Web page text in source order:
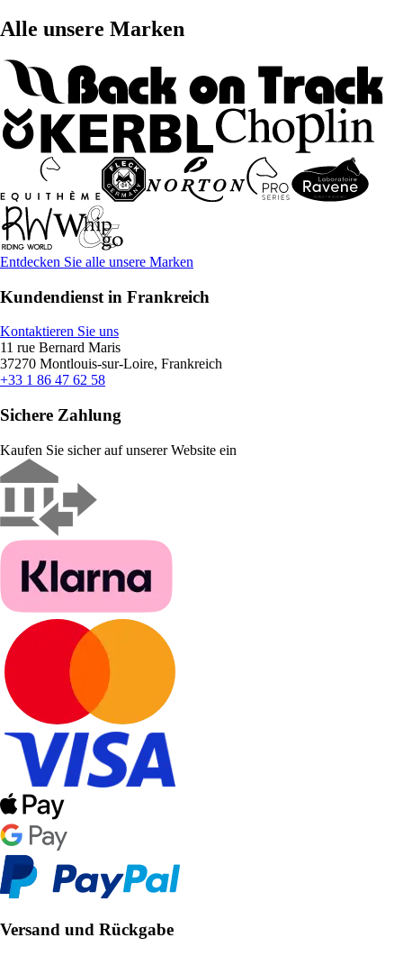
Alle unsere Marken
Entdecken Sie alle unsere Marken
Kundendienst in Frankreich
Kontaktieren Sie uns
11 rue Bernard Maris
37270 Montlouis-sur-Loire, Frankreich
+33 1 86 47 62 58
Sichere Zahlung
Kaufen Sie sicher auf unserer Website ein
Versand und Rückgabe